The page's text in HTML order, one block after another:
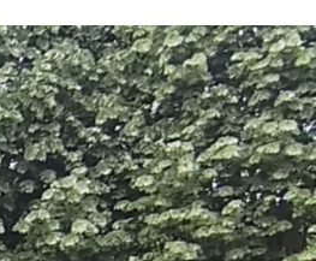
ESTIMATION
QUI
NOUS